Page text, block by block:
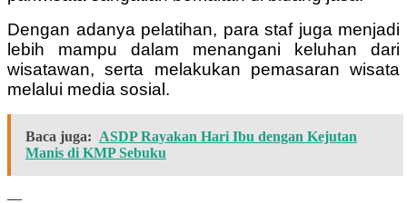
Dengan adanya pelatihan, para staf juga menjadi
lebih mampu dalam menangani keluhan dari
wisatawan, serta melakukan pemasaran wisata
melalui media sosial.
Baca juga: ASDP Rayakan Hari Ibu dengan Kejutan
Manis di KMP Sebuku
—